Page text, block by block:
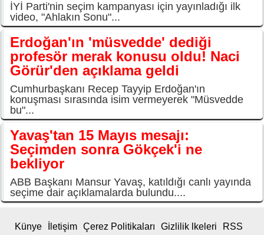
İYİ Parti'nin seçim kampanyası için yayınladığı ilk
video, "Ahlakın Sonu"...
Erdoğan'ın 'müsvedde' dediği
profesör merak konusu oldu! Naci
Görür'den açıklama geldi
Cumhurbaşkanı Recep Tayyip Erdoğan'ın
konuşması sırasında isim vermeyerek "Müsvedde
bu"...
Yavaş'tan 15 Mayıs mesajı:
Seçimden sonra Gökçek'i ne
bekliyor
ABB Başkanı Mansur Yavaş, katıldığı canlı yayında
seçime dair açıklamalarda bulundu....
Künye İletişim Çerez Politikaları Gizlilik lkeleri RSS